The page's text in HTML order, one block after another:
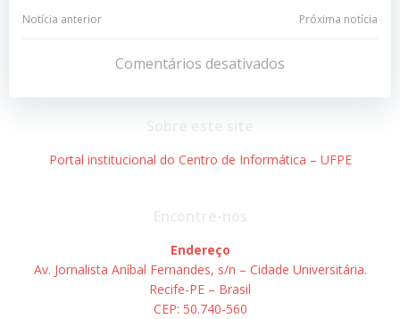
Navegação
Post
Notícia anterior
Navegação
de
Post
Próxima notícia
Comentários desativados
Portal institucional do Centro de Informática – UFPE
Endereço
Av. Jornalista Aníbal Fernandes, s/n – Cidade Universitária.
Recife-PE – Brasil
CEP: 50.740-560